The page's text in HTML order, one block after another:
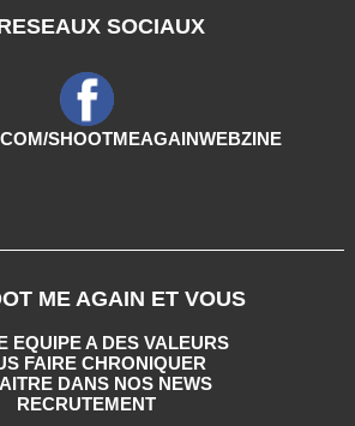
SOCIAUX
SHOOTMEAGAINWEBZINE
ME AGAIN ET VOUS
EQUIPE A DES VALEURS
FAIRE CHRONIQUER
DANS NOS NEWS
RECRUTEMENT